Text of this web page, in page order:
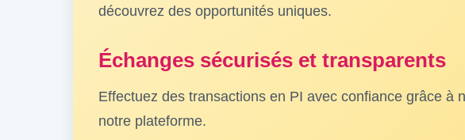
découvrez des opportunités uniques.
Échanges sécurisés et transparents
Effectuez des transactions en PI avec confiance grâce
notre plateforme.